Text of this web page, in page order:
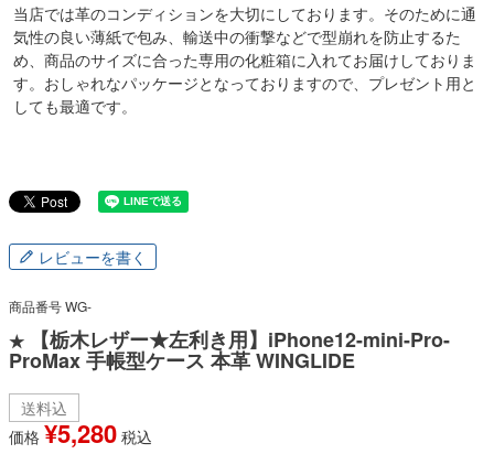
当店では革のコンディションを大切にしております。そのために通
気性の良い薄紙で包み、輸送中の衝撃などで型崩れを防止するた
め、商品のサイズに合った専用の化粧箱に入れてお届けしておりま
す。おしゃれなパッケージとなっておりますので、プレゼント用と
しても最適です。
レビューを書く
商品番号WG-
★ 【栃木レザー★左利き用】iPhone12-mini-Pro-
ProMax 手帳型ケース 本革 WINGLIDE
送料込
価格 ¥5,280 税込